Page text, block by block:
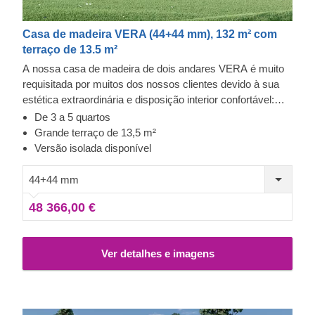
Casa de madeira VERA (44+44 mm), 132 m² com
terraço de 13.5 m²
A nossa casa de madeira de dois andares VERA é muito
requisitada por muitos dos nossos clientes devido à sua
estética extraordinária e disposição interior confortável:
permite que cada membro da família ou convidados
desfrutem da sua privacidade. Outro destaque deste
modelo é o seu magnífico terraço coberto de 13,5 m², que
sua família e amigos. Para sua conveniência, também
temos disponível uma versão isolada deste modelo.
De 3 a 5 quartos
Grande terraço de 13,5 m²
Versão isolada disponível
44+44 mm
48 366,00 €
Ver detalhes e imagens